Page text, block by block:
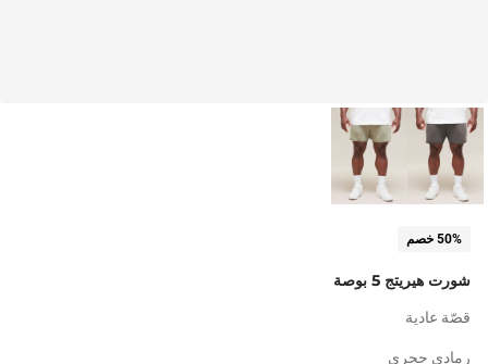
50% خصم
شورت هيريتج 5 بوصة
قصّة عادية
رمادي حجري